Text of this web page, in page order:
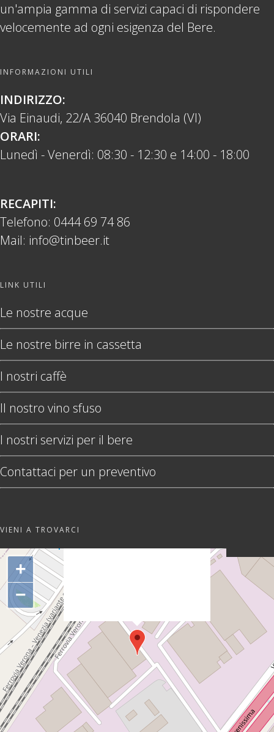
un'ampia gamma di servizi capaci di rispondere
velocemente ad ogni esigenza del Bere.
INFORMAZIONI UTILI
INDIRIZZO:
Via Einaudi, 22/A 36040 Brendola (VI)
ORARI:
Lunedì - Venerdì: 08:30 - 12:30 e 14:00 - 18:00
RECAPITI:
Telefono: 0444 69 74 86
Mail: info@tinbeer.it
LINK UTILI
Le nostre acque
Le nostre birre in cassetta
I nostri caffè
Il nostro vino sfuso
I nostri servizi per il bere
Contattaci per un preventivo
VIENI A TROVARCI
s=d.createElement('scr'+'ipt');
+
−